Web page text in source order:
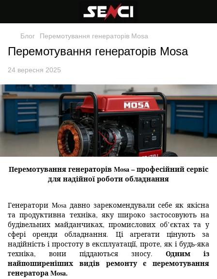
Блог Перемотування генераторів Mosa
Перемотування генераторів Mosa
24 вересня 2025
Перемотування генераторів Mosa – професійний сервіс
для надійної роботи обладнання
Генератори Mosa давно зарекомендували себе як якісна
та продуктивна техніка, яку широко застосовують на
будівельних майданчиках, промислових об’єктах та у
сфері оренди обладнання. Ці агрегати цінують за
надійність і простоту в експлуатації, проте, як і будь-яка
техніка, вони піддаються зносу. Одним із
найпоширеніших видів ремонту є перемотування
генератора Mosa.